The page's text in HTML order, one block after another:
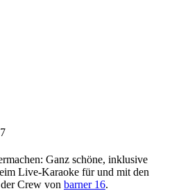
Ganz schöne, inklusive
Live-Karaoke für und mit den
Crew von barner 16.